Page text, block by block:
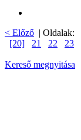
< Előző | Oldalak:
[20]
21 22 23
Kereső megnyitása